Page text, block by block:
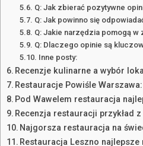
Q: Jak zbierać pozytywne
Q: Jak powinno się
Q: Jakie narzędzia pomogą w
Q: Dlaczego opinie są
Inne posty:
Recenzje kulinarne a wybór
Restauracje Powiśle
Pod Wawelem restauracja
Recenzja restauracji przykład
Najgorsza restauracja na
Restauracja Leszno